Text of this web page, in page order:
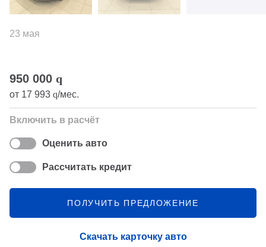
23 мая
950 000 q
от 17 993 q/мес.
Включить в расчёт
Оценить авто
Рассчитать кредит
ПОЛУЧИТЬ ПРЕДЛОЖЕНИЕ
Скачать карточку авто